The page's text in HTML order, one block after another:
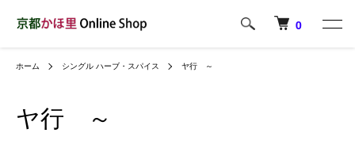
0
ホーム シングル ハーブ・スパイス ヤ行 ～
ヤ行 ～